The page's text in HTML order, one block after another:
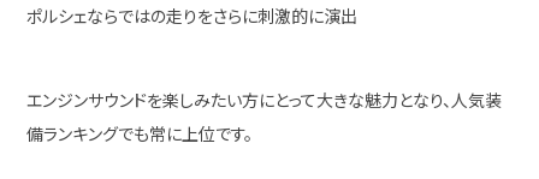
ポルシェならではの走りをさらに刺激的に演出
エンジンサウンドを楽しみたい方にとって大きな魅力となり、人気装
備ランキングでも常に上位です。